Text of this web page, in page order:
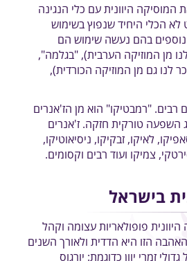
המוסיקה היוונית עם כלי הנגינה
לא הכלי היחיד שנפוץ בשימוש
נוספים בהם נעשה שימוש הם
מן המוזיקה הערבית), "בגלמה",
לנו גם מן המוזיקה הכורדית),
רבים. "רמבטיקו" הוא מן הז'אנרים
השפעה טורקית חזקה. ז'אנרים
לאיקו, זבקיקו, ניסיאוטיקו,
צמיקו ועוד רבים וקסומים.
בישראל
פופולאריות עצומה וקהל
הזו היא הדדית ולאורך השנים
זמרי יוון כדוגמת: יורגוס